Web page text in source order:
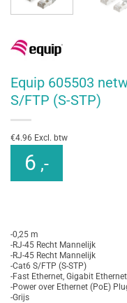
Equip 605503
S/FTP (S-STP)
€4.96 Excl. btw
6 ,-
-0,25 m
-RJ-45 Recht Mannelijk
-RJ-45 Recht Mannelijk
-Cat6 S/FTP (S-STP)
-Fast Ethernet, Gigabit
-Power over Ethernet (PoE)
-Grijs